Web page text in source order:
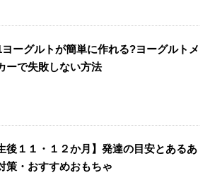
ヨーグルトが簡単に作れる?ヨーグルトメ
ーで失敗しない方法
後１１・１２か月】発達の目安とあるあ
策・おすすめおもちゃ